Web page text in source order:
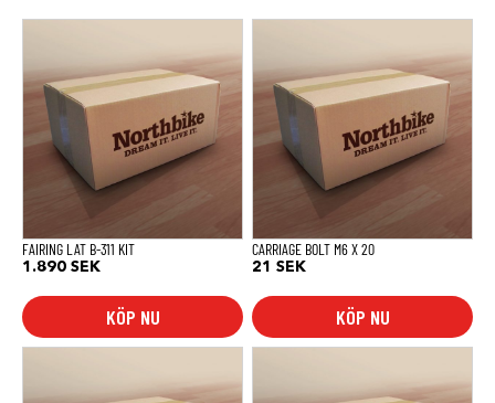
FAIRING LAT B-311 KIT
1.890 SEK
KÖP NU
CARRIAGE BOLT M6 X 20
21 SEK
KÖP NU